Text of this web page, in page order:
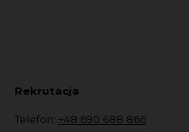
Rekrutacja
Telefon: +48 690 688 866